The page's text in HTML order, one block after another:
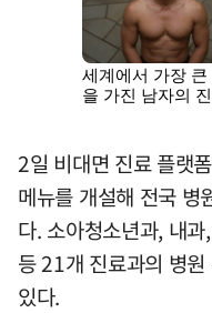
2일 비대면 진료 플랫
메뉴를 개설해 전국 병
다. 소아청소년과, 내
등 21개 진료과의 병
있다.